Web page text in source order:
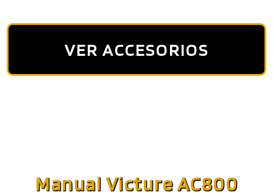
VER ACCESORIOS
Manual Victure AC800